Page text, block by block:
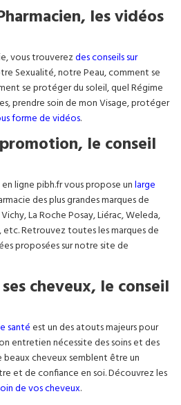
les vidéos
vous trouverezdes conseils sur
Sexualité, notre Peau, comment se
se protéger du soleil, quel Régime
prendre soin de mon Visage, protéger
forme de vidéos.
le conseil
ligne pibh.fr vous propose unlarge
des plus grandes marques de
La Roche Posay, Liérac, Weleda,
etc. Retrouvez toutes les marques de
proposées sur notre site de
cheveux, le conseil
santéest un des atouts majeurs pour
entretien nécessite des soins et des
cheveux semblent être un
et de confiance en soi. Découvrez les
de vos cheveux.